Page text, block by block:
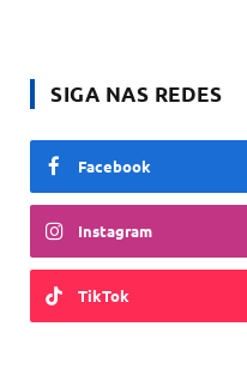
SIGA NAS REDES
Facebook
Instagram
TikTok